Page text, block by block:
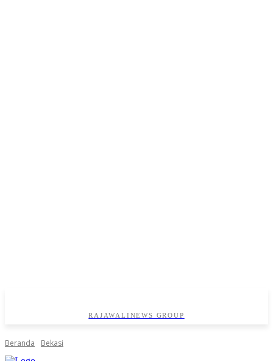
RAJAWALINEWS GROUP
Beranda Bekasi